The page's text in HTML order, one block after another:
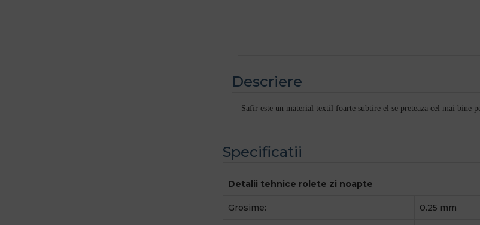
Descriere
Safir este un material textil foarte subtire el se preteaza cel mai bine
Specificatii
Detalii tehnice rolete zi noapte
Grosime: 0.25 mm